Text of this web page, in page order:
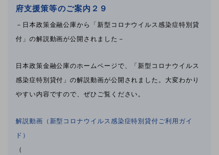
府支援策等のご案内２９
－日本政策金融公庫から「新型コロナウイルス感染症特別貸
付」の解説動画が公開されました－
日本政策金融公庫のホームページで、「新型コロナウイルス
感染症特別貸付」の解説動画が公開されました。大変わかり
やすい内容ですので、ぜひご覧ください。
解説動画（新型コロナウイルス感染症特別貸付ご利用ガイ
ド）
（